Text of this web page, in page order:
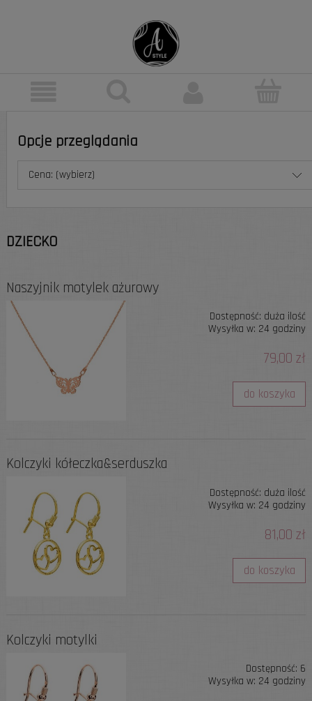
Opcje przeglądania
Cena: (wybierz)
DZIECKO
Naszyjnik motylek ażurowy
Dostępność: duża ilość
Wysyłka w: 24 godziny
79,00 zł
do koszyka
Kolczyki kółeczka&serduszka
Dostępność: duża ilość
Wysyłka w: 24 godziny
81,00 zł
do koszyka
Kolczyki motylki
Dostępność: 6
Wysyłka w: 24 godziny